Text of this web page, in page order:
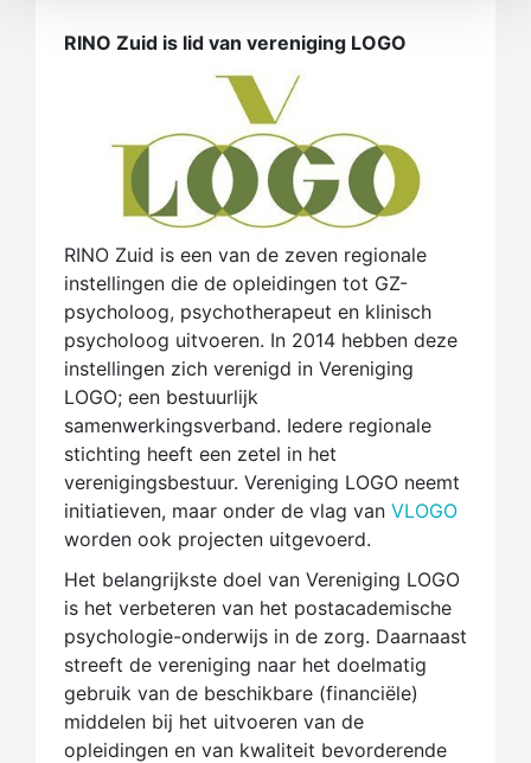
RINO Zuid is lid van vereniging LOGO
RINO Zuid is een van de zeven regionale
instellingen die de opleidingen tot GZ-
psycholoog, psychotherapeut en klinisch
psycholoog uitvoeren. In 2014 hebben deze
instellingen zich verenigd in Vereniging
LOGO; een bestuurlijk
samenwerkingsverband. Iedere regionale
stichting heeft een zetel in het
verenigingsbestuur. Vereniging LOGO neemt
initiatieven, maar onder de vlag van VLOGO
worden ook projecten uitgevoerd.
Het belangrijkste doel van Vereniging LOGO
is het verbeteren van het postacademische
psychologie-onderwijs in de zorg. Daarnaast
streeft de vereniging naar het doelmatig
gebruik van de beschikbare (financiële)
middelen bij het uitvoeren van de
opleidingen en van kwaliteit bevorderende